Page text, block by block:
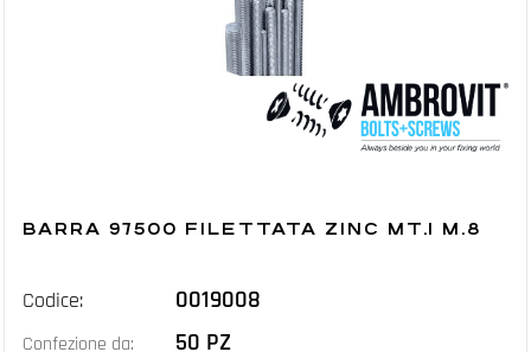
BARRA 97500 FILETTATA ZINC MT.1 M.8
Codice: 0019008
Confezione da: 50 PZ